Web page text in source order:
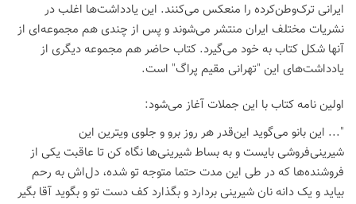
ایرانی ترک‌وطن‌کرده را منعکس می‌کنند. این یادداشت‌ها اغلب در
نشریات مختلف ایران منتشر می‌شوند و پس از چندی هم مجموعه‌ای از
آنها شکل کتاب به خود می‌گیرد. کتاب حاضر هم مجموعه دیگری از
یادداشت‌های این "تهرانی مقیم پراگ" است.
اولین نامه کتاب با این جملات آغاز می‌شود:
"... این بانو می‌گوید این‌قدر هر روز برو و جلوی ویترین این
شیرینی‌فروشی بایست و به بساط شیرینی‌ها نگاه کن تا عاقبت یکی از
فروشنده‌ها که در طی این مدت حتما متوجه تو شده، دل‌اش به رحم
بیاید و یک دانه نان شیرینی بردارد و بگذارد کف دست تو و بگوید آقا بگیر